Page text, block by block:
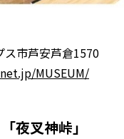
ス市芦安芦倉1570
MUSEUM/
夜叉神峠」